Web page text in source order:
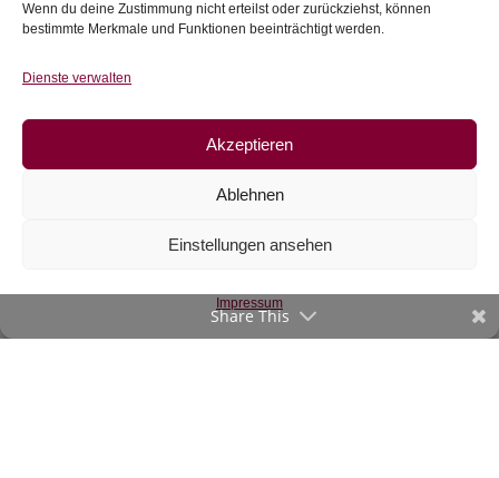
Wenn du deine Zustimmung nicht erteilst oder zurückziehst, können
bestimmte Merkmale und Funktionen beeinträchtigt werden.
Dienste verwalten
Akzeptieren
Ablehnen
Einstellungen ansehen
Impressum
Zur Wunschliste
Zur Wunschliste
Tupfen
Share This